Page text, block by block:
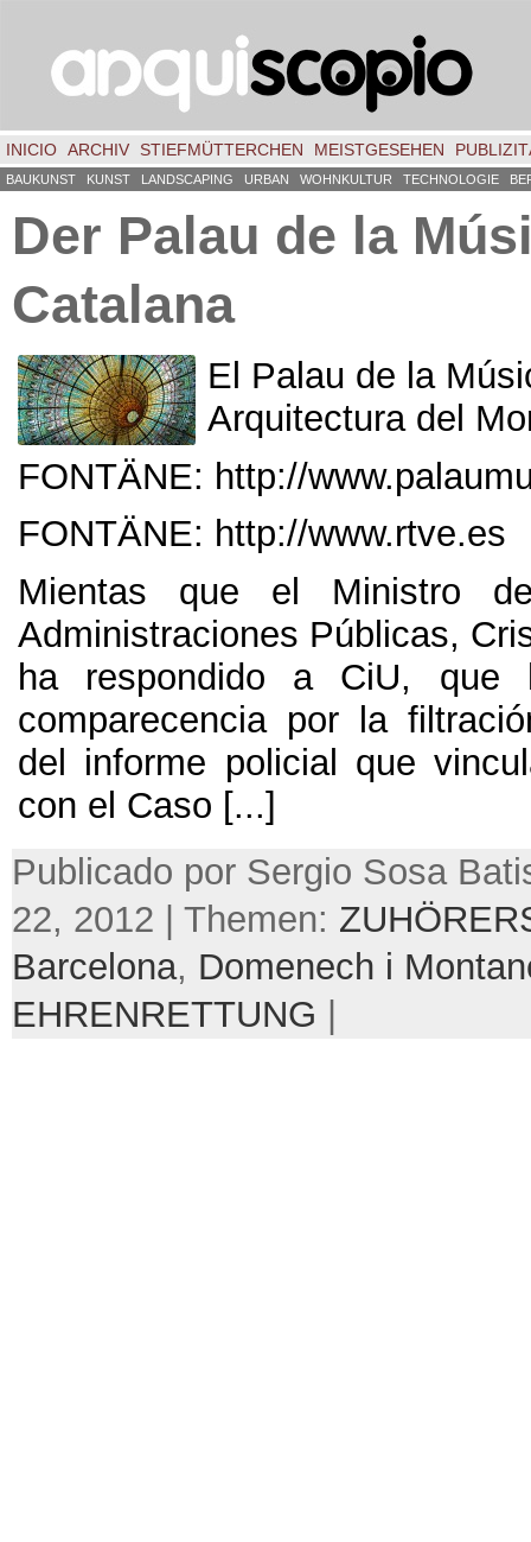
INICIO ARCHIV STIEFMÜTTERCHEN MEISTGESEHEN
BAUKUNST KUNST LANDSCAPING URBAN WOHNKULTUR TECHNOLOGIE
Der Palau de la
Catalana
El Palau de la
Arquitectura del
FONTÄNE: http://
FONTÄNE: http://www.rtve.es
Mientas que el Ministro
Administraciones Públicas,
ha respondido a CiU, que
comparecencia por la
del informe policial que
con el Caso [...]
Publicado por Sergio Sosa
22, 2012 | Themen:
Barcelona, Domenech i
EHRENRETTUNG